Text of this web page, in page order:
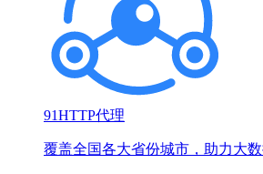
91HTTP代理
覆盖全国各大省份城市，助力大